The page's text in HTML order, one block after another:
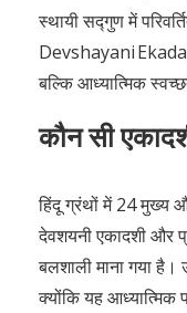
स्थायी सद्गुण में
Devshayani
बल्कि आध्यात्मिक
कौन सी
हिंदू ग्रंथों में 24 मुख्य
देवशयनी एकादशी और
बलशाली माना गया है।
क्योंकि यह आध्यात्मिक